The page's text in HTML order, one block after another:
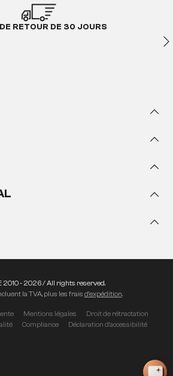
RETOUR DE 30 JOURS
Mentions légales
Droit de rétractation
Compliance Déclaration d'accessibilité
2010 - 2026 / All rights reserved.
la TVA, plus les frais d'expédition.